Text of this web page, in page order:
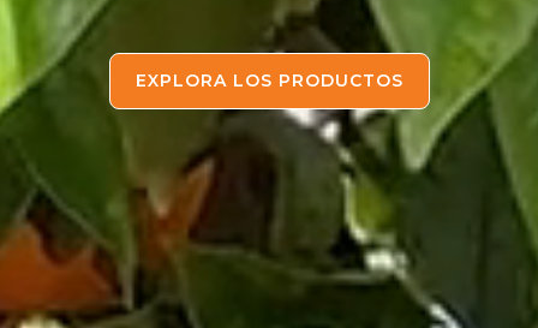
EXPLORA LOS PRODUCTOS